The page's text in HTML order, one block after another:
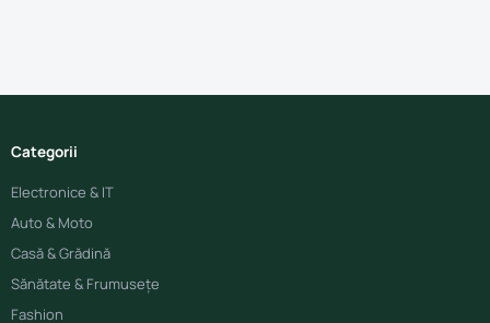
Categorii
Electronice & IT
Auto & Moto
Casă & Grădină
Sănătate & Frumusețe
Fashion